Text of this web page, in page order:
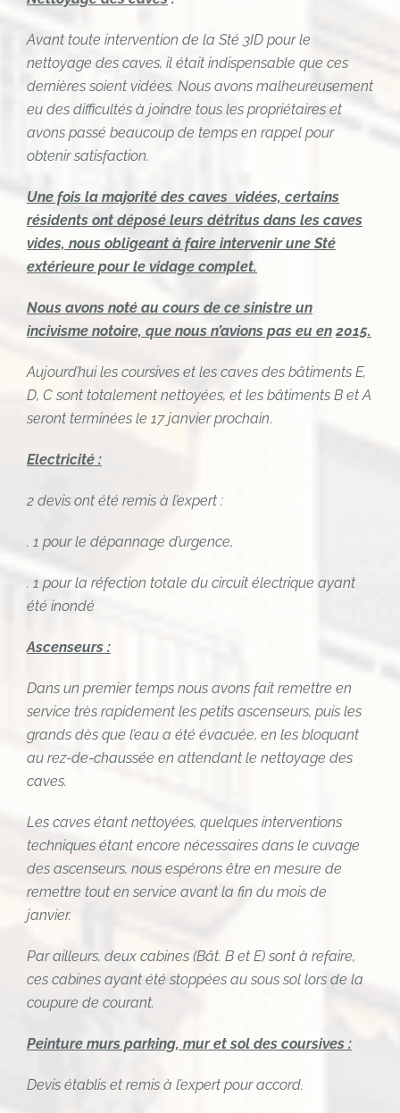
Avant toute intervention de la Sté 3ID pour le
nettoyage des caves, il était indispensable que ces
dernières soient vidées. Nous avons malheureusement
eu des difficultés à joindre tous les propriétaires et
avons passé beaucoup de temps en rappel pour
obtenir satisfaction.
Une fois la majorité des caves vidées, certains
résidents ont déposé leurs détritus dans les caves
vides, nous obligeant à faire intervenir une Sté
extérieure pour le vidage complet.
Nous avons noté au cours de ce sinistre un
incivisme notoire, que nous n’avions pas eu en 2015.
Aujourd’hui les coursives et les caves des bâtiments E,
D, C sont totalement nettoyées, et les bâtiments B et A
seront terminées le 17 janvier prochain.
Electricité :
2 devis ont été remis à l’expert :
. 1 pour le dépannage d’urgence,
. 1 pour la réfection totale du circuit électrique ayant
été inondé
Ascenseurs :
Dans un premier temps nous avons fait remettre en
service très rapidement les petits ascenseurs, puis les
grands dès que l’eau a été évacuée, en les bloquant
au rez-de-chaussée en attendant le nettoyage des
caves.
Les caves étant nettoyées, quelques interventions
techniques étant encore nécessaires dans le cuvage
des ascenseurs, nous espérons être en mesure de
remettre tout en service avant la fin du mois de
janvier.
Par ailleurs, deux cabines (Bât. B et E) sont à refaire,
ces cabines ayant été stoppées au sous sol lors de la
coupure de courant.
Peinture murs parking, mur et sol des coursives :
Devis établis et remis à l’expert pour accord.